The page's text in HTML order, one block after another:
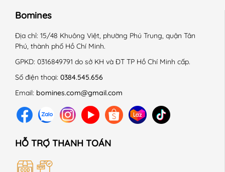
Bomines
Địa chỉ: 15/48 Khuông Việt, phường Phú Trung, quận Tân
Phú, thành phố Hồ Chí Minh.
GPKD: 0316849791 do sở KH và ĐT TP Hồ Chí Minh cấp.
Số điện thoại: 0384.545.656
Email: bomines.com@gmail.com
HỖ TRỢ THANH TOÁN